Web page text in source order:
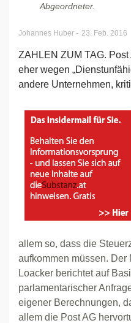
Abgeordneter.
Johannes Huber - 23. Feb. 2016
ZAHLEN ZUM TAG. Post
eher wegen
andere Unternehmen,
allem so, dass die
aufkommen müssen. Der
Loacker berichtet auf
parlamentarischer
eigener Berechnungen,
allem die Post AG